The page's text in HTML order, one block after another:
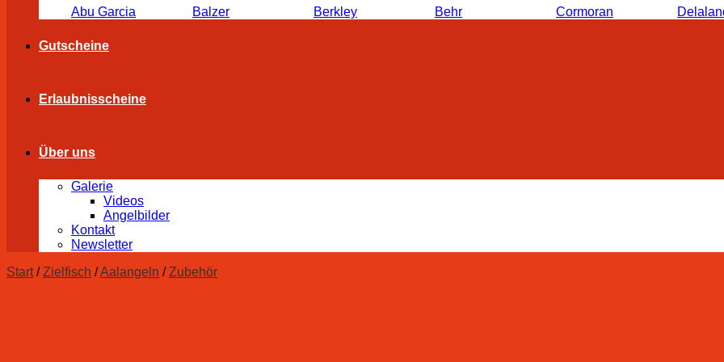
Abu Garcia Balzer Berkley Behr Cormoran
Gutscheine
Erlaubnisscheine
Über uns
Galerie
Videos
Angelbilder
Kontakt
Newsletter
Start / Zielfisch /Aalangeln / Zubehör